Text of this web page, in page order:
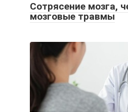
Сотрясение мозга,
мозговые травмы